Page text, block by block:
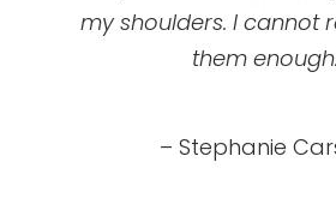
– Ana R.
UOC offered me
payments … I’m happy
it 100%!”
multiple kids needing
work, this has been a